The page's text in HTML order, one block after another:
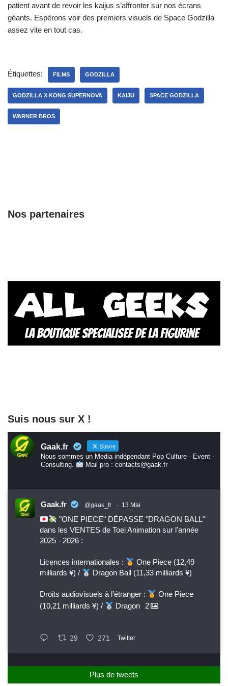
patient avant de revoir les kaijus s’affronter sur nos écrans
géants. Espérons voir des premiers visuels de Space Godzilla
assez vite en tout cas.
Étiquettes: FILMS GODZILLA
GODZILLA X KONG SUPERNOVA KAIJU SPACE GODZILLA
WARNER BROS
Nos partenaires
Suis nous sur X !
Gaak.fr Suivre
Nous sommes un Media indépendant Pop Culture - Event -
Consulting.
Mail pro : contacts@gaak.fr
Gaak.fr @gaak_fr · 13 Mai
"ONE PIECE" DÉPASSE "DRAGON BALL"
dans les VENTES de Toei Animation sur l'année
2025 - 2026 :
Licences internationales :
One Piece (12,49
milliards ¥) /
Dragon Ball (11,33 milliards ¥)
Droits audiovisuels à l’étranger :
One Piece
(10,21 milliards ¥) /
Dragon 2
29 271 Twitter
Plus de tweets